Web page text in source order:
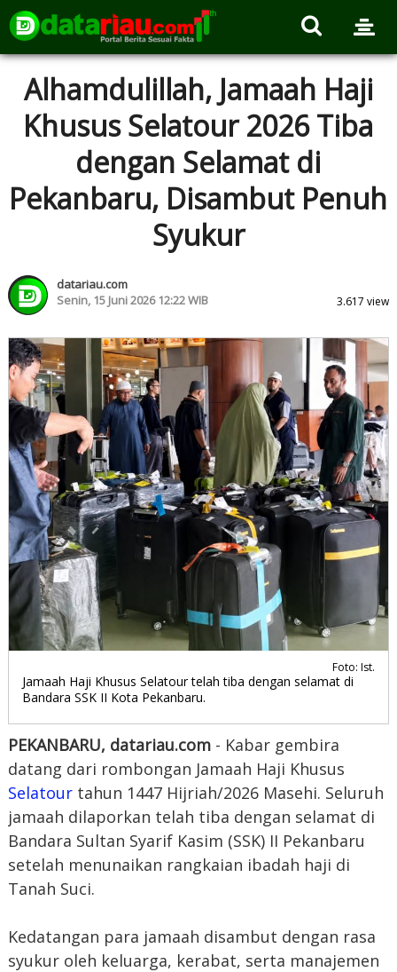
Alhamdulillah, Jamaah Haji
Khusus Selatour 2026 Tiba
dengan Selamat di
Pekanbaru, Disambut Penuh
Syukur
datariau.com
Senin, 15 Juni 2026 12:22 WIB
3.617 view
Foto: Ist.
Jamaah Haji Khusus Selatour telah tiba dengan selamat di
Bandara SSK II Kota Pekanbaru.
PEKANBARU, datariau.com - Kabar gembira
datang dari rombongan Jamaah Haji Khusus
Selatourtahun 1447 Hijriah/2026 Masehi. Seluruh
jamaah dilaporkan telah tiba dengan selamat di
Bandara Sultan Syarif Kasim (SSK) II Pekanbaru
setelah menunaikan rangkaian ibadah haji di
Tanah Suci.
Kedatangan para jamaah disambut dengan rasa
syukur oleh keluarga, kerabat, serta manajemen